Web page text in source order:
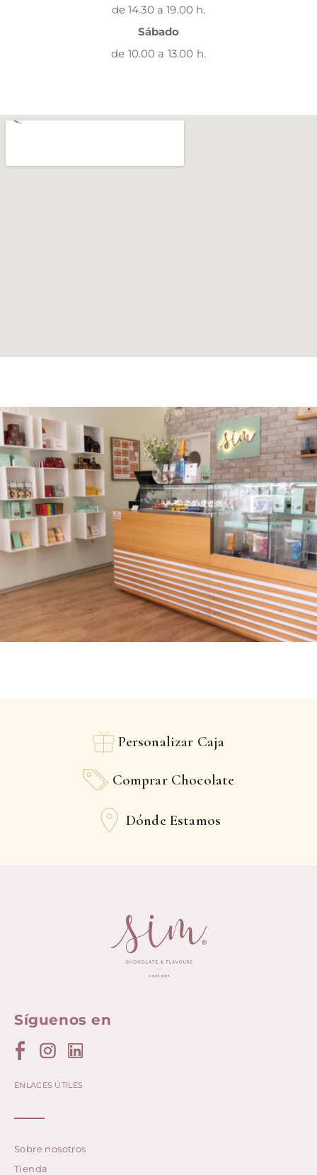
de 14.30 a 19.00 h.
Sábado
de 10.00 a 13.00 h.
Personalizar Caja
Comprar Chocolate
Dónde Estamos
Síguenos en
ENLACES ÚTILES
Sobre nosotros
Tienda